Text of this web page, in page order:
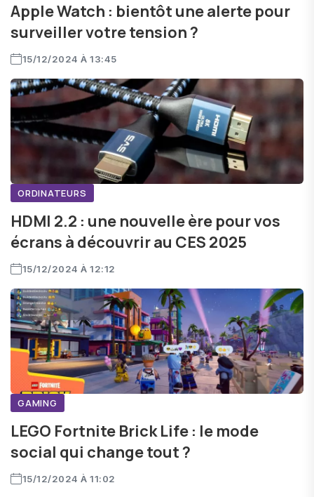
Apple Watch : bientôt une alerte pour
surveiller votre tension ?
15/12/2024 À 13:45
ORDINATEURS
HDMI 2.2 : une nouvelle ère pour vos
écrans à découvrir au CES 2025
15/12/2024 À 12:12
GAMING
LEGO Fortnite Brick Life : le mode
social qui change tout ?
15/12/2024 À 11:02